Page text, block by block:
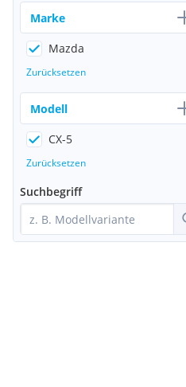
Marke
Mazda
Zurücksetzen
Modell
CX-5
Zurücksetzen
Suchbegriff